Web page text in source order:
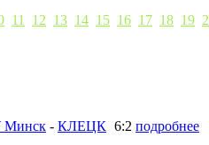
11 12 13 14 15 16 17 18 19
- КЛЕЦК 6:2 подробнее